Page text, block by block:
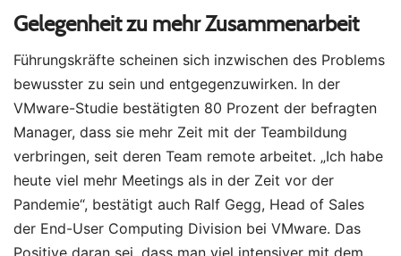
Gelegenheit zu mehr Zusammenarbeit
Führungskräfte scheinen sich inzwischen des Problems
bewusster zu sein und entgegenzuwirken. In der
VMware-Studie bestätigten 80 Prozent der befragten
Manager, dass sie mehr Zeit mit der Teambildung
verbringen, seit deren Team remote arbeitet. „Ich habe
heute viel mehr Meetings als in der Zeit vor der
Pandemie“, bestätigt auch Ralf Gegg, Head of Sales
der End-User Computing Division bei VMware. Das
Positive daran sei, dass man viel intensiver mit dem